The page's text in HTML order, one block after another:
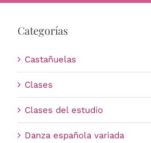
Estudio
Carrito
Categorías
Castañuelas
Clases
Clases del estudio
Danza española variada